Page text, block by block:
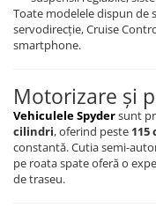
Toate modelele dispun de
servodirecție, Cruise
smartphone.
Motorizare și
Vehiculele Spydersunt
cilindri, oferind peste 115
constantă. Cutia semi-
pe roata spate oferă o
de traseu.